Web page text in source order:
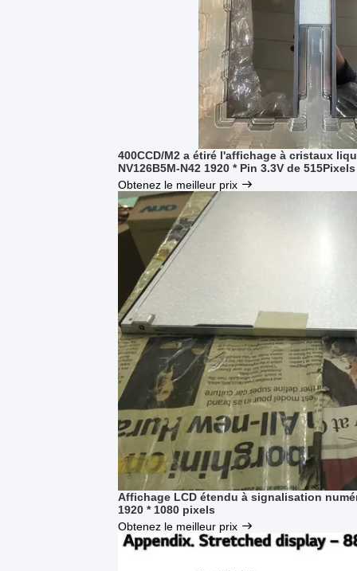
400CCD/M2 a étiré l'affichage à cristaux
NV126B5M-N42 1920 * Pin 3.3V de
Obtenez le meilleur prix
Affichage LCD étendu à signalisation
1920 * 1080 pixels
Obtenez le meilleur prix